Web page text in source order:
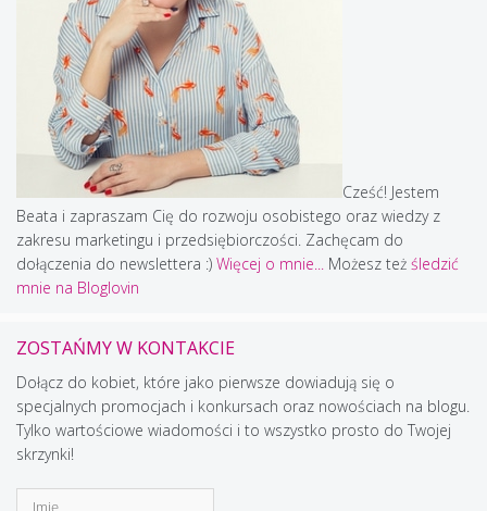
Cześć! Jestem
Beata i zapraszam Cię do rozwoju osobistego oraz wiedzy z
zakresu marketingu i przedsiębiorczości. Zachęcam do
dołączenia do newslettera :) Więcej o mnie... Możesz też śledzić
mnie na Bloglovin
ZOSTAŃMY W KONTAKCIE
Dołącz do kobiet, które jako pierwsze dowiadują się o
specjalnych promocjach i konkursach oraz nowościach na blogu.
Tylko wartościowe wiadomości i to wszystko prosto do Twojej
skrzynki!